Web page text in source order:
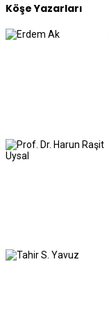
Köşe Yazarları